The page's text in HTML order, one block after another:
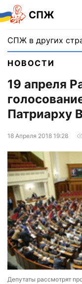
СПЖ
СПЖ в других
НОВОСТИ
19 апреля
Патриарху
18 Апреля 2018 19:28
Депутаты рассмотрят